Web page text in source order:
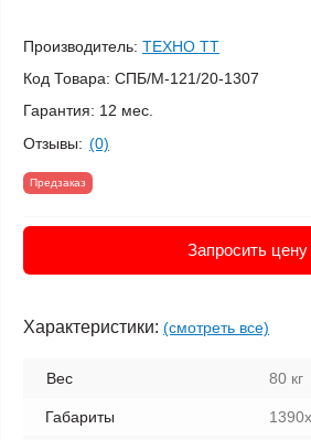
Производитель: ТЕХНО ТТ
Код Товара: СПБ/М-121/20-1307
Гарантия: 12 мес.
Отзывы: (0)
Предзаказ
Запросить цену
Характеристики: (смотреть все)
Вес 80 кг
Габариты